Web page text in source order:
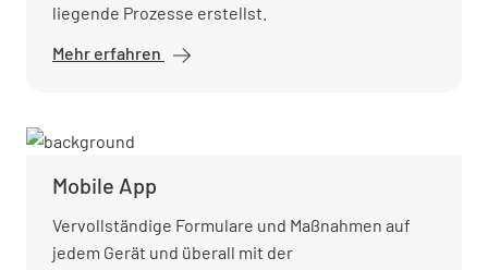
liegende Prozesse erstellst.
Mehr erfahren
Formular
Mobile App
Vervollständige Formulare und Maßnahmen auf
jedem Gerät und überall mit der